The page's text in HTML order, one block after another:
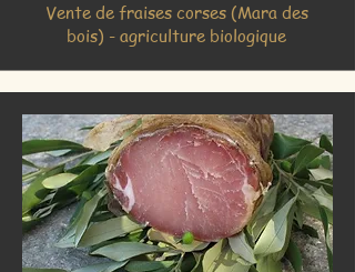
Vente de fraises corses (Mara des
bois) - agriculture biologique